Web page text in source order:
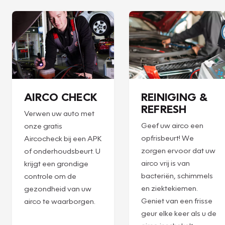
AIRCO CHECK
Verwen uw auto met
onze gratis
Aircocheck bij een APK
of onderhoudsbeurt. U
krijgt een grondige
controle om de
gezondheid van uw
airco te waarborgen.
REINIGING &
REFRESH
Geef uw airco een
opfrisbeurt! We
zorgen ervoor dat uw
airco vrij is van
bacteriën, schimmels
en ziektekiemen.
Geniet van een frisse
geur elke keer als u de